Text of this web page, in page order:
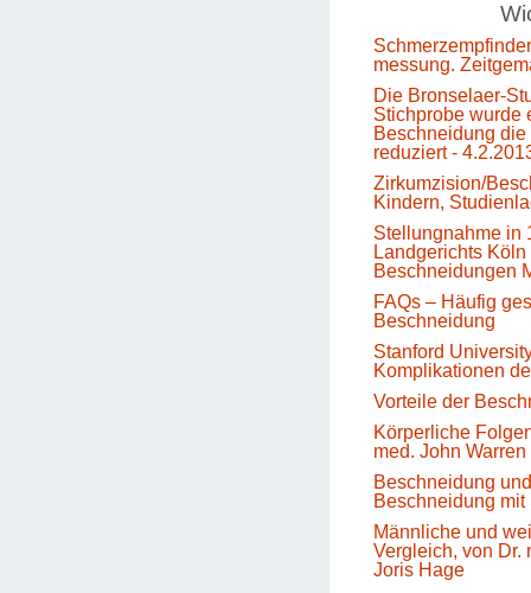
messung.
Die Bronselaer-
Stichprobe wurde
Beschneidung
reduziert -
Zirkumzision/
Kindern,
Stellungnahme in
Landgerichts
Beschneidungen
FAQs – Häufig
Beschneidung
Stanford
Komplikationen
Vorteile der
Körperliche
med. John Warren
Beschneidung
Beschneidung
Männliche und
Vergleich, von Dr.
Joris Hage